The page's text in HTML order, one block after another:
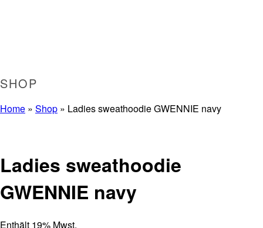
SHOP
Home » Shop » Ladies sweathoodie GWENNIE navy
Ladies sweathoodie
GWENNIE navy
Enthält 19% Mwst.